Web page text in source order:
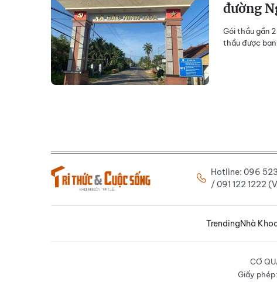
đường
Gói thầu gần
thầu được
Hotline: 096
/ 091 122 1222
TrendingNhà
CƠ
Giấy